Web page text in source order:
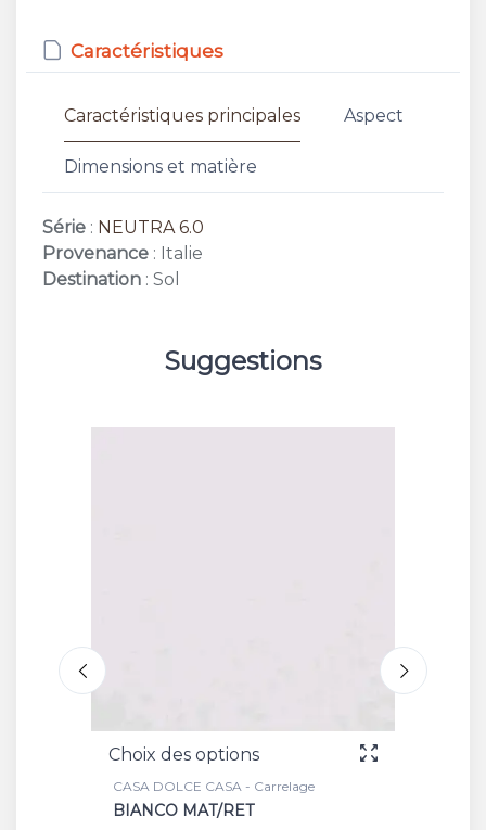
Caractéristiques
Caractéristiques principales Aspect
Dimensions et matière
Série : NEUTRA 6.0
Provenance : Italie
Destination : Sol
Suggestions
Choix des options
CASA DOLCE CASA - Carrelage
AVORIO SOFT RETT